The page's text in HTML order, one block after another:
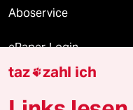
Aboservice
ePaper Login
Downloads für
taz zahl ich